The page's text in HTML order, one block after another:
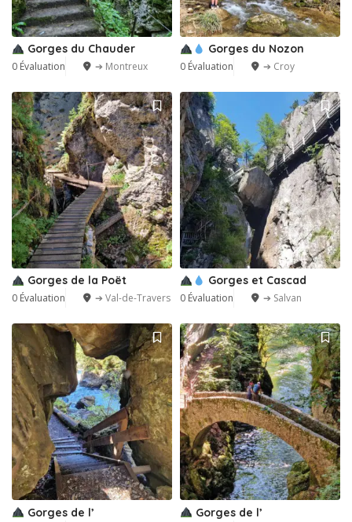
Gorges du Chauder
0 Évaluation ➔ Montreux
Gorges du Nozon
0 Évaluation ➔ Croy
Gorges de la Poët
0 Évaluation ➔ Val-de-Travers
Gorges et Cascad
0 Évaluation ➔ Salvan
Gorges de l’ Gorges de l’